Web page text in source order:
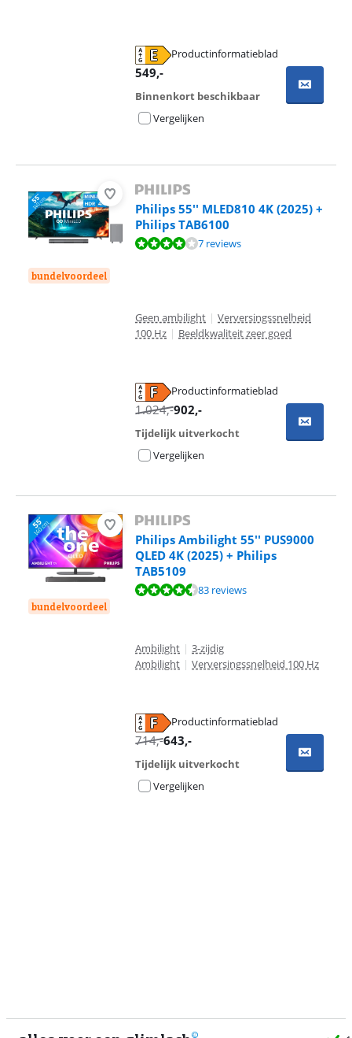
Productinformatieblad
549,-
Binnenkort beschikbaar
Vergelijken
bundelvoordeel
Philips 55'' MLED810 4K (2025) +
Philips TAB6100
Beoordeling is 7,6 van de 10, gebaseerd op 7 reviews.
7 reviews
Geen ambilight | Verversingssnelheid
100 Hz | Beeldkwaliteit zeer goed
Productinformatieblad
1.024,-902,-
Tijdelijk uitverkocht
Vergelijken
bundelvoordeel
Philips Ambilight 55'' PUS9000
QLED 4K (2025) + Philips
TAB5109
Beoordeling is 8,5 van de 10, gebaseerd op 83 reviews.
83 reviews
Ambilight | 3-zijdig
Ambilight | Verversingssnelheid 100 Hz
Productinformatieblad
714,-643,-
Tijdelijk uitverkocht
Vergelijken